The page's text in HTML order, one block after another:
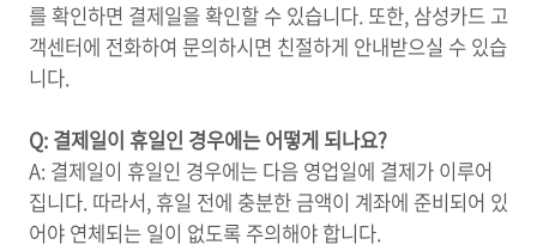
를 확인하면 결제일을 확인할 수 있습니다. 또한, 삼성카드 고
객센터에 전화하여 문의하시면 친절하게 안내받으실 수 있습
니다.
Q: 결제일이 휴일인 경우에는 어떻게 되나요?
A: 결제일이 휴일인 경우에는 다음 영업일에 결제가 이루어
집니다. 따라서, 휴일 전에 충분한 금액이 계좌에 준비되어 있
어야 연체되는 일이 없도록 주의해야 합니다.